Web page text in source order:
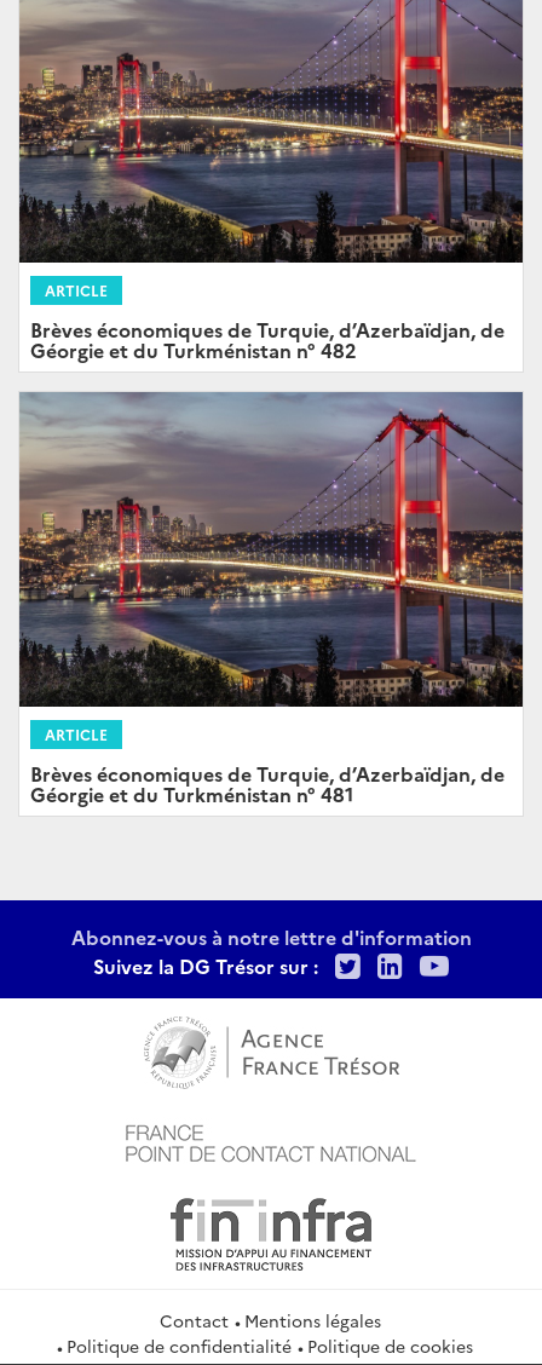
ARTICLE
Brèves économiques de Turquie, d’Azerbaïdjan, de
Géorgie et du Turkménistan n° 482
ARTICLE
Brèves économiques de Turquie, d’Azerbaïdjan, de
Géorgie et du Turkménistan n° 481
Abonnez-vous à notre lettre d'information
Suivez la DG Trésor sur :
TwitterLinkedIn
Contact
Mentions légales
Politique de confidentialité
Politique de cookies